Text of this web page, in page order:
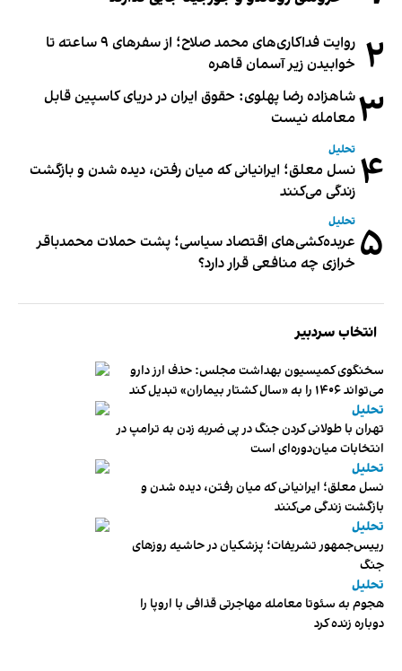
۲
روایت فداکاری‌های محمد صلاح؛ از سفرهای ۹ ساعته تا
خوابیدن زیر آسمان قاهره
۳شاهزاده رضا پهلوی: حقوق ایران در دریای کاسپین قابل
معامله نیست
۴ تحلیل
نسل معلق؛ ایرانیانی که میان رفتن، دیده شدن و بازگشت
زندگی می‌کنند
۵ تحلیل
عربده‌کشی‌های اقتصاد سیاسی؛ پشت حملات محمدباقر
خرازی چه منافعی قرار دارد؟
انتخاب سردبیر
سخنگوی کمیسیون بهداشت مجلس: حذف ارز دارو
می‌تواند ۱۴۰۶ را به «سال کشتار بیماران» تبدیل کند
تحلیل
تهران با طولانی کردن جنگ در پی ضربه زدن به ترامپ در
انتخابات میان‌دوره‌ای است
تحلیل
نسل معلق؛ ایرانیانی که میان رفتن، دیده شدن و
بازگشت زندگی می‌کنند
تحلیل
رییس‌جمهور تشریفات؛ پزشکیان در حاشیه روزهای
جنگ
تحلیل
هجوم به سئوتا معامله مهاجرتی قذافی با اروپا را
دوباره زنده کرد